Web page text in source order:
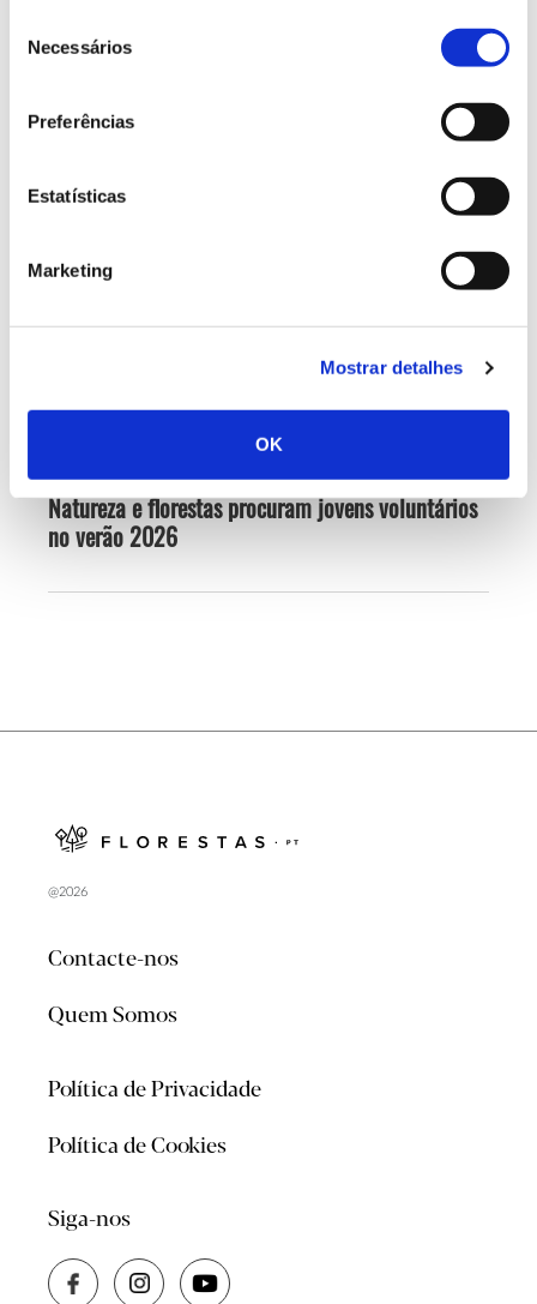
Necessários
Preferências
Estatísticas
Marketing
Mostrar detalhes
OK
13.07.2026
Genoma do priolo e de outras espécies em risco:
conhecer para conservar
cidadãos chamados a ajudar
Natureza e florestas procuram jovens voluntários
no verão 2026
@2026
Contacte-nos
Quem Somos
Política de Privacidade
Política de Cookies
Siga-nos